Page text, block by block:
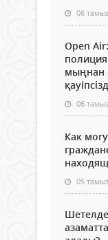
06
Open
мыңнан
06
Как
05